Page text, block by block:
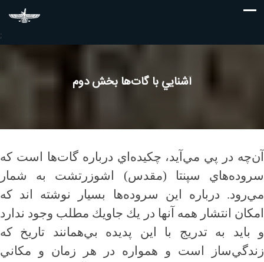
;
آشنايي با گات‌ها بخش دوم
آن‌چه در پي مي‌آيد، چكيده‌اي درباره گات‌ها است كه
سروده‌هاي سپنتا (مقدس) اشوزرتشت به شمار
مي‌رود. درباره اين سروده‌ها بسيار نوشته اند كه
امكان انتشار همه آنها در يك جاويك مطلب وجود ندارد
و بايد به تدريج با اين پديده بي‌همانند تاريخ كه
زندگي‌ساز است و همواره در هر زمان و مكاني